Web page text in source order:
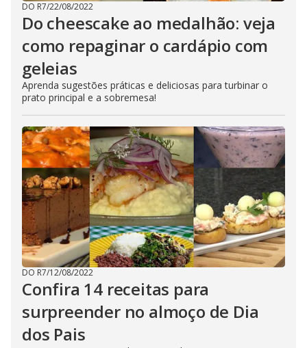
DO R7/22/08/2022
Do cheescake ao medalhão: veja
como repaginar o cardápio com
geleias
Aprenda sugestões práticas e deliciosas para turbinar o
prato principal e a sobremesa!
DO R7/12/08/2022
Confira 14 receitas para
surpreender no almoço de Dia
dos Pais